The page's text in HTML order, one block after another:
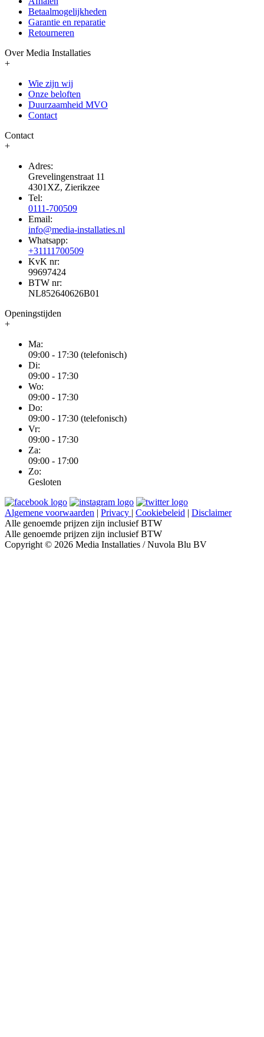
Betaalmogelijkheden
Garantie en reparatie
Retourneren
Over Media Installaties
+
Wie zijn wij
Onze beloften
Duurzaamheid MVO
Contact
Contact
+
Adres:
Grevelingenstraat 11
4301XZ, Zierikzee
Tel:
0111-700509
Email:
info@media-installaties.nl
Whatsapp:
+31111700509
KvK nr:
99697424
BTW nr:
NL852640626B01
Openingstijden
+
Ma:
09:00 - 17:30 (telefonisch)
Di:
09:00 - 17:30
Wo:
09:00 - 17:30
Do:
09:00 - 17:30 (telefonisch)
Vr:
09:00 - 17:30
Za:
09:00 - 17:00
Zo:
Gesloten
Algemene voorwaarden | Privacy | Cookiebeleid | Disclaimer
Alle genoemde prijzen zijn inclusief BTW
Alle genoemde prijzen zijn inclusief BTW
Copyright © 2026 Media Installaties / Nuvola Blu BV